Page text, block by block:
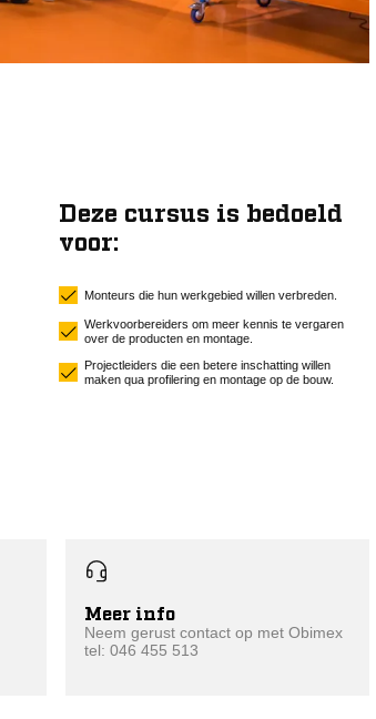
Deze cursus is bedoeld
voor:
Monteurs die hun werkgebied willen verbreden.
Werkvoorbereiders om meer kennis te vergaren
over de producten en montage.
Projectleiders die een betere inschatting willen
maken qua profilering en montage op de bouw.
Meer info
Neem gerust contact op met Obimex
tel: 046 455 513